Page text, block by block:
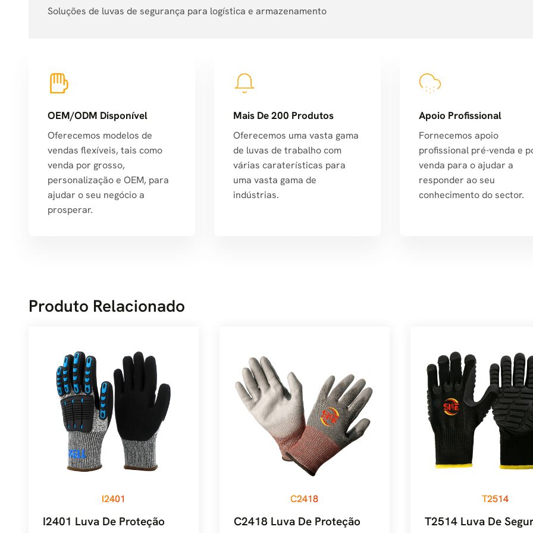
Soluções de luvas de segurança para logística e armazenamento
OEM/ODM Disponível
Oferecemos modelos de
vendas flexíveis, tais como
venda por grosso,
personalização e OEM, para
ajudar o seu negócio a
prosperar.
Mais De 200 Produtos
Oferecemos uma vasta gama
de luvas de trabalho com
várias caraterísticas para
uma vasta gama de
indústrias.
Apoio Profissional
Fornecemos apoio
profissional pré-venda e
venda para o ajudar a
responder ao seu
conhecimento do sector.
Produto Relacionado
I2401
I2401 Luva De Proteção
C2418
C2418 Luva De Proteção
T2514
T2514 Luva De